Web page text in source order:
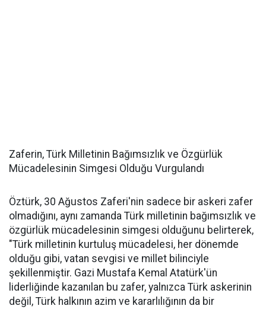
Zaferin, Türk Milletinin Bağımsızlık ve Özgürlük
Mücadelesinin Simgesi Olduğu Vurgulandı
Öztürk, 30 Ağustos Zaferi'nin sadece bir askeri zafer
olmadığını, aynı zamanda Türk milletinin bağımsızlık ve
özgürlük mücadelesinin simgesi olduğunu belirterek,
"Türk milletinin kurtuluş mücadelesi, her dönemde
olduğu gibi, vatan sevgisi ve millet bilinciyle
şekillenmiştir. Gazi Mustafa Kemal Atatürk'ün
liderliğinde kazanılan bu zafer, yalnızca Türk askerinin
değil, Türk halkının azim ve kararlılığının da bir